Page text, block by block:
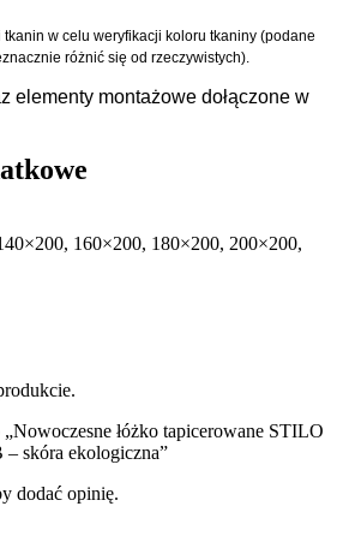
tkanin w celu weryfikacji koloru tkaniny (podane
różnić się od rzeczywistych).
elementy montażowe dołączone w
160×200, 180×200, 200×200,
łóżko tapicerowane STILO
skóra ekologiczna”
dodać opinię.